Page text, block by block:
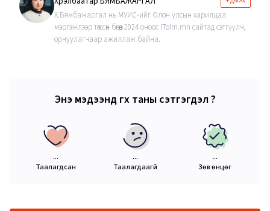
Х.Бямбажаргал нь МУИС-ийг Олон улсын харилцаа
мэргэжлээр төгссөн бөгөөд 2024 оноос iToim.mn сайтад сэтгүүлч,
орчуулагчаар ажиллаж байна.
Энэ мэдээнд өгөх таны сэтгэгдэл ?
...
Таалагдсан
...
Таалагдаагүй
...
Зөв өнцөг